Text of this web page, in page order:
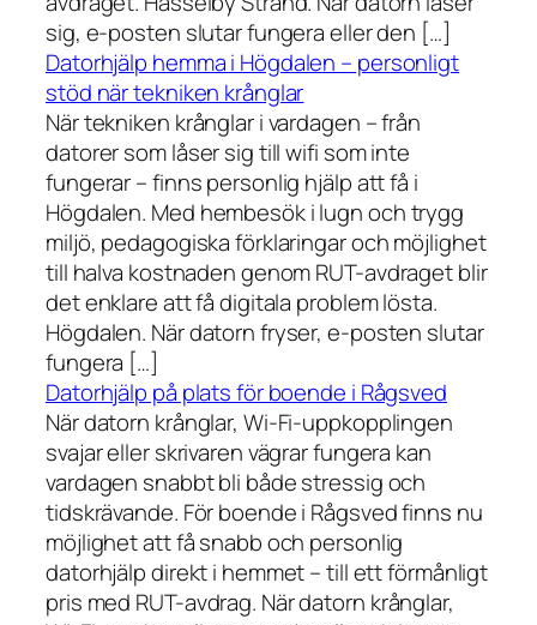
sig, e-posten slutar fungera eller den […]
Datorhjälp hemma i Högdalen – personligt
stöd när tekniken krånglar
När tekniken krånglar i vardagen – från
datorer som låser sig till wifi som inte
fungerar – finns personlig hjälp att få i
Högdalen. Med hembesök i lugn och trygg
miljö, pedagogiska förklaringar och möjlighet
till halva kostnaden genom RUT-avdraget blir
det enklare att få digitala problem lösta.
Högdalen. När datorn fryser, e-posten slutar
fungera […]
Datorhjälp på plats för boende i Rågsved
När datorn krånglar, Wi-Fi-uppkopplingen
svajar eller skrivaren vägrar fungera kan
vardagen snabbt bli både stressig och
tidskrävande. För boende i Rågsved finns nu
möjlighet att få snabb och personlig
datorhjälp direkt i hemmet – till ett förmånligt
pris med RUT-avdrag. När datorn krånglar,